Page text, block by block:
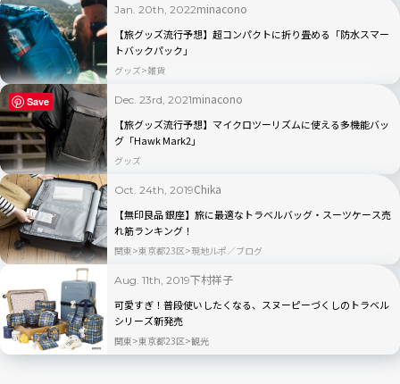
Jan. 20th, 2022minacono
【旅グッズ流行予想】超コンパクトに折り畳める「防水スマー
トバックパック」
グッズ 雑貨
Dec. 23rd, 2021minacono
【旅グッズ流行予想】マイクロツーリズムに使える多機能バッ
グ「Hawk Mark2」
グッズ
Oct. 24th, 2019Chika
【無印良品 銀座】旅に最適なトラベルバッグ・スーツケース売
れ筋ランキング！
関東 東京都23区 現地ルポ／ブログ
Aug. 11th, 2019下村祥子
可愛すぎ！普段使いしたくなる、スヌーピーづくしのトラベル
シリーズ新発売
関東 東京都23区 観光
Save